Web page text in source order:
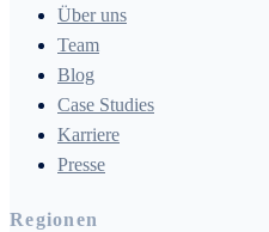
Über uns
Team
Blog
Case Studies
Karriere
Presse
Regionen